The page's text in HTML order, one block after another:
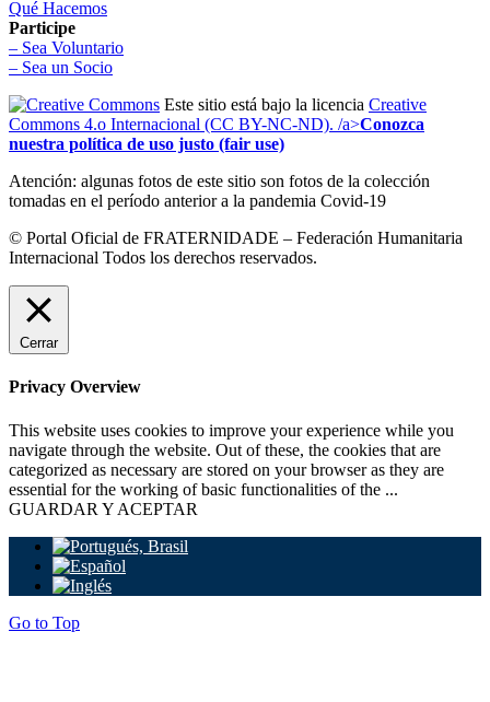
Qué Hacemos
Participe
– Sea Voluntario
– Sea un Socio
Este sitio está bajo la licencia Creative
Commons 4.o Internacional (CC BY-NC-ND). /a>Conozca
nuestra política de uso justo (fair use)
Atención: algunas fotos de este sitio son fotos de la colección
tomadas en el período anterior a la pandemia Covid-19
© Portal Oficial de FRATERNIDADE – Federación Humanitaria
Internacional Todos los derechos reservados.
Cerrar
Privacy Overview
This website uses cookies to improve your experience while you
navigate through the website. Out of these, the cookies that are
categorized as necessary are stored on your browser as they are
essential for the working of basic functionalities of the ...
GUARDAR Y ACEPTAR
Go to Top